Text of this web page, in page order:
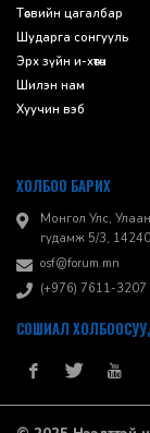
Төсвийн цагалбар
Шударга сонгууль
Эрх зүйн и-хөтөч
Шилэн нам
Хуучин вэб
ХОЛБОО БАРИХ
Монгол Улс,
гудамж 5/3, 14240
osf@forum.mn
(+976) 7611-3207
СОШИАЛ